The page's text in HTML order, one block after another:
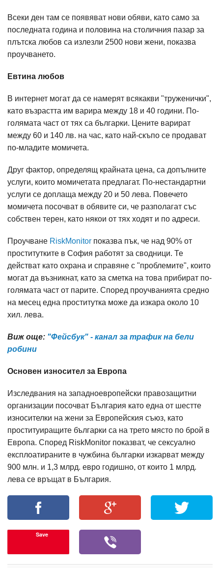
Всеки ден там се появяват нови обяви, като само за
последната година и половина на столичния пазар за
плътска любов са излезли 2500 нови жени, показва
проучването.
Евтина любов
В интернет могат да се намерят всякакви "труженички",
като възрастта им варира между 18 и 40 години. По-
голямата част от тях са българки. Цените варират
между 60 и 140 лв. на час, като най-скъпо се продават
по-младите момичета.
Друг фактор, определящ крайната цена, са допълните
услуги, които момичетата предлагат. По-нестандартни
услуги се доплаща между 20 и 50 лева. Повечето
момичета посочват в обявите си, че разполагат със
собствен терен, като някои от тях ходят и по адреси.
Проучване RiskMonitor показва пък, че над 90% от
проститутките в София работят за сводници. Те
действат като охрана и справяне с "проблемите", които
могат да възникнат, като за сметка на това прибират по-
голямата част от парите. Според проучванията средно
на месец една проститутка може да изкара около 10
хил. лева.
Виж още: "Фейсбук" - канал за трафик на бели
робини
Основен износител за Европа
Изследвания на западноевропейски правозащитни
организации посочват България като една от шестте
износителки на жени за Европейския съюз, като
проституиращите българки са на трето място по брой в
Европа. Според RiskMonitor показват, че сексуално
експлоатираните в чужбина българки изкарват между
900 млн. и 1,3 млрд. евро годишно, от които 1 млрд.
лева се връщат в България.
Save